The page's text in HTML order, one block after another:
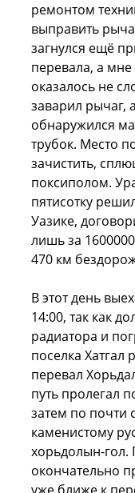
ремонтом
выправить
загнулся ещё
перевала, а мне
оказалось не
заварил рычаг,
обнаружился
трубок. Место
зачистить,
поксиполом.
пятисотку
Уазике,
лишь за
470 км
В этот день
14:00, так как
радиатора и
поселка Хатгал
перевал
путь пролегал
затем по почти
каменистому
хорьдолын-
окончательно